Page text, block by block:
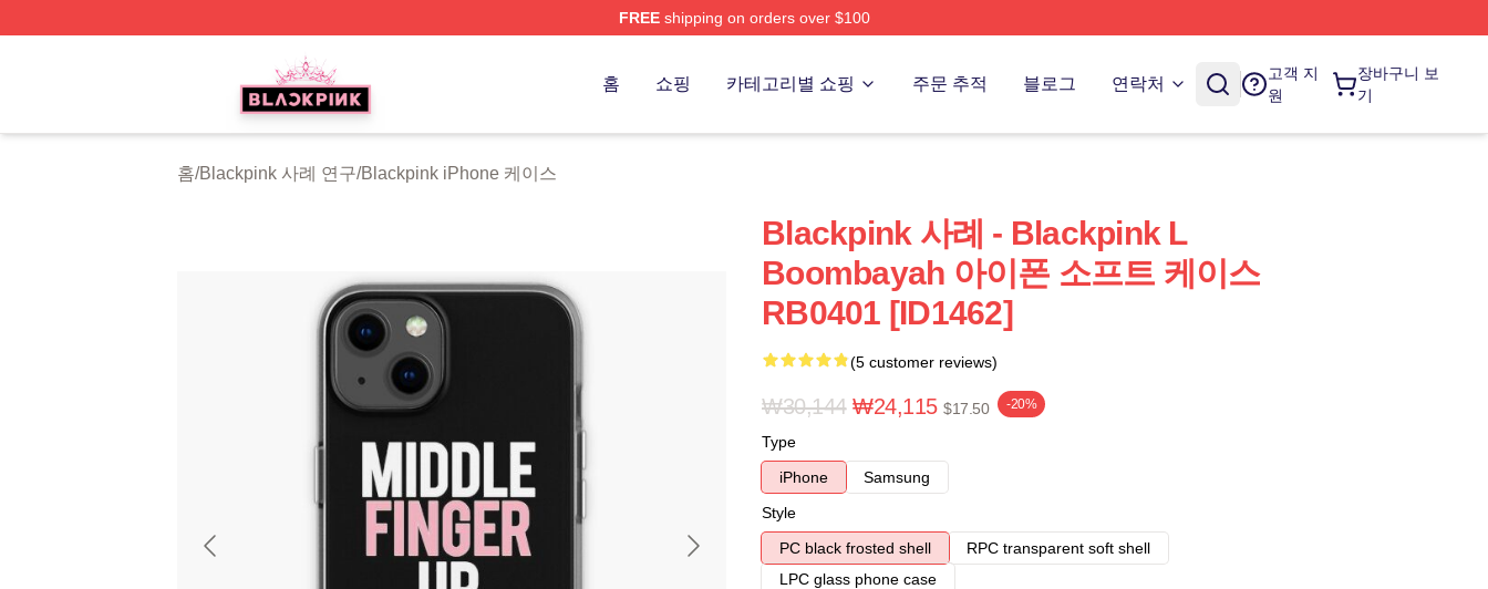
FREEshipping on orders over $100
홈 쇼핑 카테고리별 쇼핑 주문 추적 블로그 연락처
고객 지
원
장바구니 보
기
홈/Blackpink 사례 연구/Blackpink iPhone 케이스
Blackpink 사례 - Blackpink L
Boombayah 아이폰 소프트 케이스
RB0401 [ID1462]
(5 customer reviews)
₩30,144 ₩24,115 $17.50 -20%
Type
iPhone
Samsung
Style
PC black frosted shell
RPC transparent soft shell
LPC glass phone case